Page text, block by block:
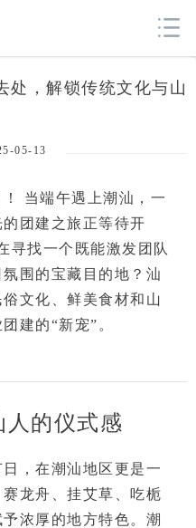
处，解锁传统文化与山
05-13
当端午遇上潮汕，一
团建之旅正等待开
寻找一个既能激发团队
围的宝藏目的地？ 汕
文化、鲜美食材和山
建的“新宠”。
的仪式感
，在潮汕地区更是一
赛龙舟、挂艾草、吃栀
浓厚的地方特色。潮